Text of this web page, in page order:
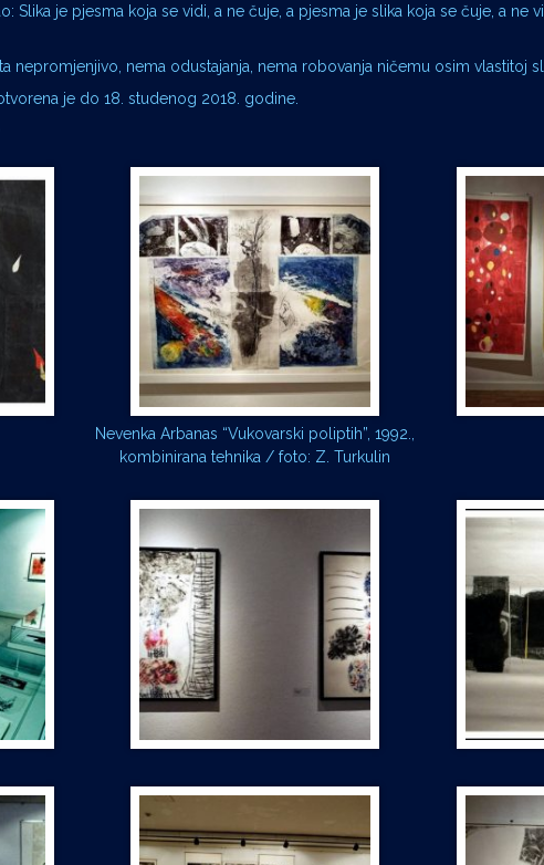
Slika je pjesma koja se vidi, a ne čuje, a pjesma je slika koja se čuje, a ne
nepromjenjivo, nema odustajanja, nema robovanja ničemu osim vlastitoj
je do 18. studenog 2018. godine.
Nevenka Arbanas “Vukovarski poliptih”, 1992.,
kombinirana tehnika / foto: Z. Turkulin